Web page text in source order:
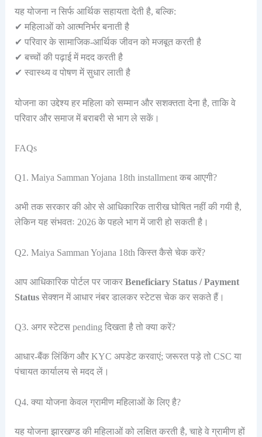
यह योजना न सिर्फ आर्थिक सहायता देती है, बल्कि:
✔ महिलाओं को आत्मनिर्भर बनाती है
✔ परिवार के सामाजिक-आर्थिक जीवन को मजबूत करती है
✔ बच्चों की पढ़ाई में मदद करती है
✔ स्वास्थ्य व पोषण में सुधार लाती है
योजना का उद्देश्य हर महिला को सम्मान और सशक्तता देना है, ताकि वे
परिवार और समाज में बराबरी से भाग ले सकें।
FAQs
Q1. Maiya Samman Yojana 18th installment कब आएगी?
अभी तक सरकार की ओर से आधिकारिक तारीख घोषित नहीं की गयी है,
लेकिन यह संभवतः 2026 के पहले भाग में जारी हो सकती है।
Q2. Maiya Samman Yojana 18th किस्त कैसे चेक करें?
आप आधिकारिक पोर्टल पर जाकर Beneficiary Status / Payment
Statusसेक्शन में आधार नंबर डालकर स्टेटस चेक कर सकते हैं।
Q3. अगर स्टेटस pending दिखता है तो क्या करें?
आधार-बैंक लिंकिंग और KYC अपडेट करवाएं; जरूरत पड़े तो CSC या
पंचायत कार्यालय से मदद लें।
Q4. क्या योजना केवल ग्रामीण महिलाओं के लिए है?
यह योजना झारखण्ड की महिलाओं को लक्षित करती है, चाहे वे ग्रामीण हों